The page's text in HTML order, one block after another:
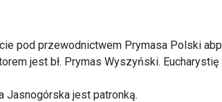
pod przewodnictwem Prymasa Polski
jest bł. Prymas Wyszyński. Eucharystię
Jasnogórska jest patronką.